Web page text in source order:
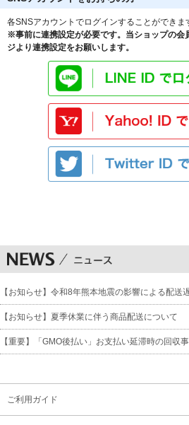
各SNSアカウントでログインすることができま
※事前に連携設定が必要です。当ショップの会
ジより連携設定をお願いします。
【お知らせ】令和8年熊本地震の影響による配送
【お知らせ】夏季休業に伴う商品配送について
【重要】「GMO後払い」お支払い延滞時の回収
ご利用ガイド